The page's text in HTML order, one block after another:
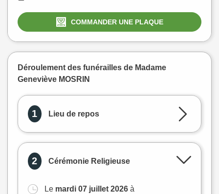
COMMANDER UNE PLAQUE
Déroulement des funérailles de Madame
Geneviève MOSRIN
1 Lieu de repos
2 Cérémonie Religieuse
Le mardi 07 juillet 2026 à